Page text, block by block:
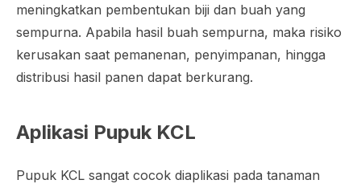
meningkatkan pembentukan biji dan buah yang
sempurna. Apabila hasil buah sempurna, maka risiko
kerusakan saat pemanenan, penyimpanan, hingga
distribusi hasil panen dapat berkurang.
Aplikasi Pupuk KCL
Pupuk KCL sangat cocok diaplikasi pada tanaman